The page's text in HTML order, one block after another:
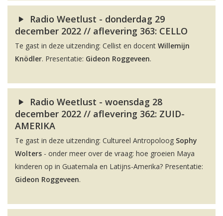
Radio Weetlust - donderdag 29
december 2022 // aflevering 363: CELLO
Te gast in deze uitzending: Cellist en docent Willemijn
Knödler. Presentatie: Gideon Roggeveen.
Radio Weetlust - woensdag 28
december 2022 // aflevering 362: ZUID-
AMERIKA
Te gast in deze uitzending: Cultureel Antropoloog Sophy
Wolters - onder meer over de vraag: hoe groeien Maya
kinderen op in Guatemala en Latijns-Amerika? Presentatie:
Gideon Roggeveen.